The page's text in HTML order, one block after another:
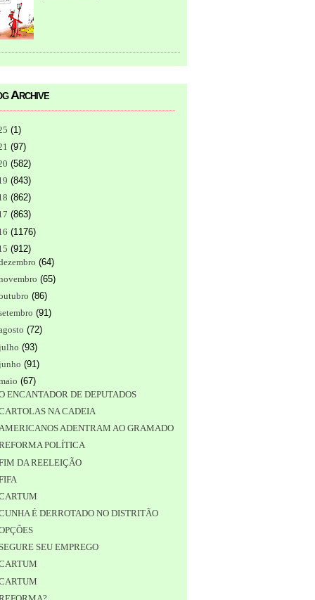
Archive
(1 )
(97)
(582)
(843)
(862)
(863)
(1176)
(912)
(64)
(65)
(86)
(91)
(72)
(93)
(91)
(67)
ENCANTADOR DE DEPUTADOS
NA CADEIA
ADENTRAM AO GRAMADO
POLÍTICA
DA REELEIÇÃO
É DERROTADO NO DISTRITÃO
SEU EMPREGO